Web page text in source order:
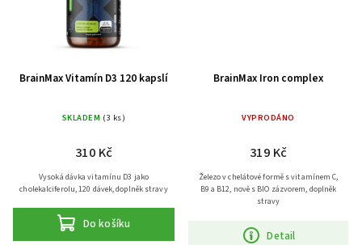
BrainMax Vitamín D3 120 kapslí
SKLADEM (3 ks)
310 Kč
Do košíku
Vysoká dávka vitamínu D3 jako
cholekalciferolu, 120 dávek, doplněk stravy
BrainMax Iron complex
VYPRODÁNO
319 Kč
Detail
Železo v chelátové formě s vitamínem C,
B9 a B12, nově s BIO zázvorem, doplněk
stravy